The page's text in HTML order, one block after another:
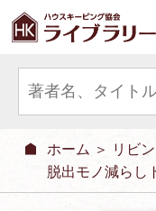
ホーム ＞ リビ
脱出モノ減らし